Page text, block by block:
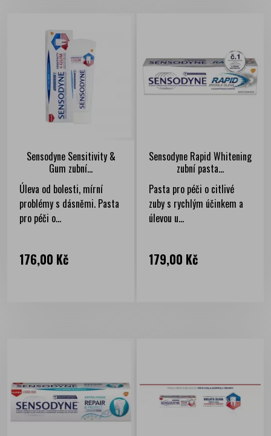
Sensodyne Sensitivity &
Gum zubní...
Úleva od bolesti, mírní
problémy s dásněmi. Pasta
pro péči o...
Cena
176,00 Kč
Sensodyne Rapid Whitening
zubní pasta...
Pasta pro péči o citlivé
zuby s rychlým účinkem a
úlevou u...
Cena
179,00 Kč